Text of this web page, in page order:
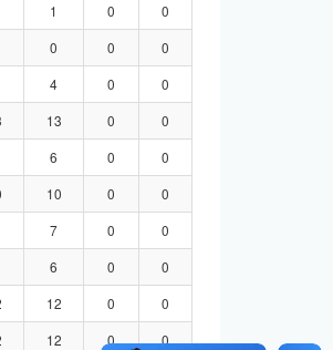
1 0
0
0 0
0
4 0
0
13 0
0
6 0
0
10 0
0
7 0
0
6 0
0
12 0
0
12 0
0